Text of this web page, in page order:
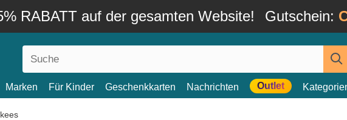
RABATT auf der gesamten Website! Gutschein:
Marken Für Kinder Geschenkkarten Nachrichten Outlet